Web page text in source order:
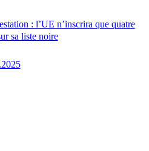
: l’UE n’inscrira que quatre
sa liste noire